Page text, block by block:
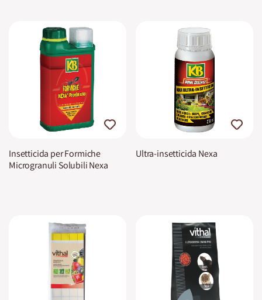
Insetticida per Formiche
Microgranuli Solubili Nexa
Ultra-insetticida Nexa